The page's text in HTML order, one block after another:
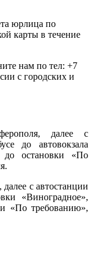
юрлица по
карты в течение
нам по тел: +7
с городских и
далее с
до автовокзала
остановки «По
с автостанции
«Виноградное»,
«По требованию»,